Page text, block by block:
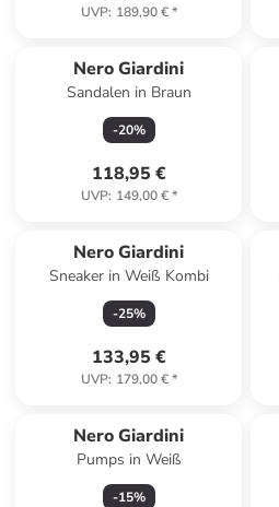
UVP: 189,90 €*
Nero Giardini
Sandalen in Braun
-20%
118,95 €
UVP: 149,00 €*
Nero Giardini
Sneaker in Weiß Kombi
-25%
133,95 €
UVP: 179,00 €*
Nero Giardini
Pumps in Weiß
-15%